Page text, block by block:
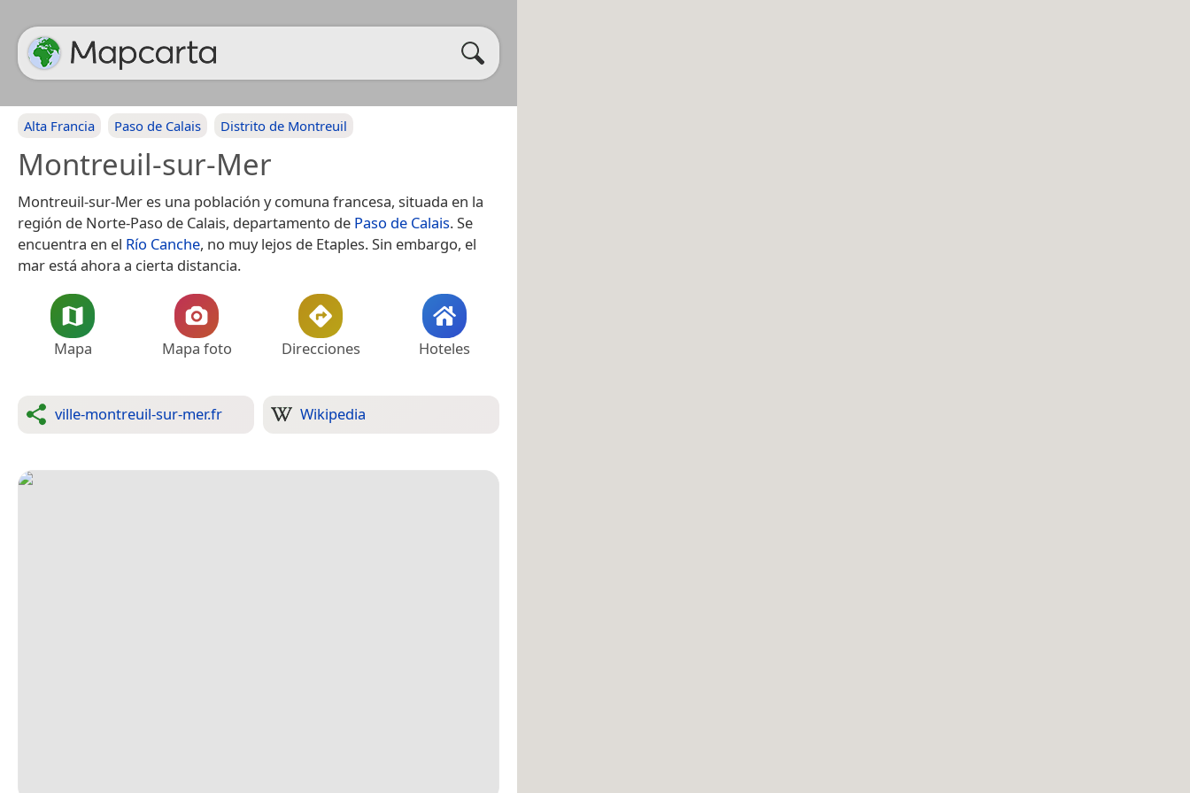
Alta Francia Paso de Calais Distrito de Montreuil
Montreuil-sur-Mer
Montreuil-sur-Mer es una población y comuna francesa, situada en la
región de Norte-Paso de Calais, departamento de Paso de Calais. Se
encuentra en el Río Canche, no muy lejos de Etaples. Sin embargo, el
mar está ahora a cierta distancia.
Mapa Mapa foto Direcciones Hoteles
ville-montreuil-sur-mer.fr Wikipedia